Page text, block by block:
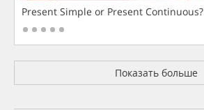
Present Simple or Present Continuous?
Показать больше